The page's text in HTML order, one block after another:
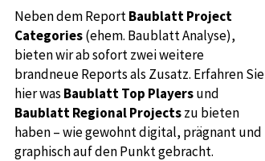
Neben dem ReportBaublatt Project
Categories(ehem. Baublatt Analyse),
bieten wir ab sofort zwei weitere
brandneue Reports als Zusatz. Erfahren Sie
hier was Baublatt Top Playersund
Baublatt Regional Projectszu bieten
haben – wie gewohnt digital, prägnant und
graphisch auf den Punkt gebracht.